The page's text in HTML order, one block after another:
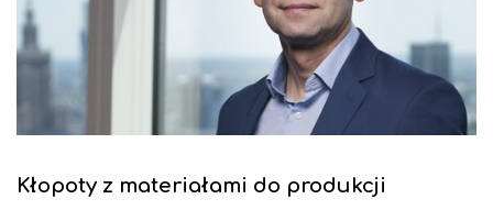
Kłopoty z materiałami do produkcji